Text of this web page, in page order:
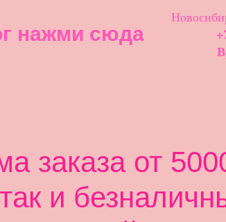
заказа от
и
нажми сюда +